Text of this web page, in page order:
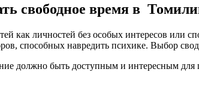
свободное время в
как личностей без особых интересов или
способных навредить психике. Выбор
должно быть доступным и интересным